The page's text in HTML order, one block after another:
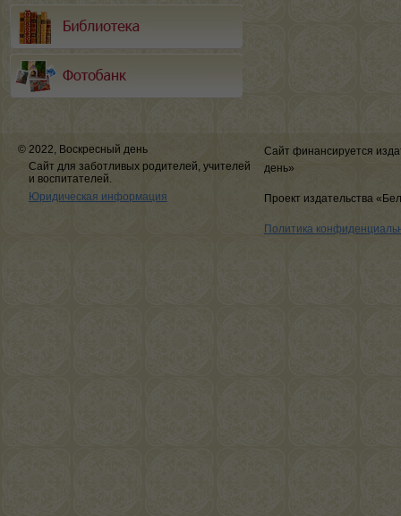
© 2022, Воскресный день
Сайт для заботливых родителей, учителей
и воспитателей.
Юридическая информация
Сайт финансируется
день»
Проект издательства
Политика